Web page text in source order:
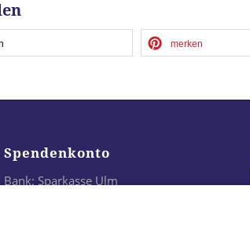
merken
Spendenkonto
Bank: Sparkasse Ulm